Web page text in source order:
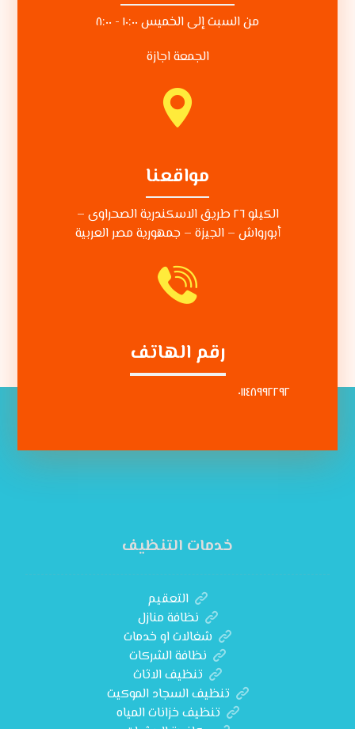
من السبت إلى الخميس ١٠:٠٠ - ٨:٠٠
الجمعة اجازة
مواقعنا
الكيلو ٢٦ طريق الاسكندرية الصحراوى –
أبورواش – الجيزة – جمهورية مصر العربية
رقم الهاتف
٠١١٤٨٩٩٢٢٩٢
خدمات التنظيف
التعقيم
نظافة منازل
شغالات او خدمات
نظافة الشركات
تنظيف الاثاث
تنظيف السجاد الموكيت
تنظيف خزانات المياه